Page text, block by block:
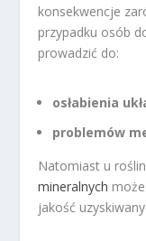
konsekwencje
przypadku osób
prowadzić do:
osłabienia
problemów
Natomiast u
mineralnych
jakość